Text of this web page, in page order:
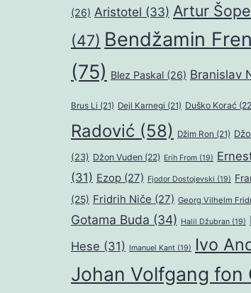
(26) Aristotel (33) Artur
(47) Bendžamin
(75) Blez Paskal (26) Branislav
Brus Li (21) Dejl Karnegi (21) Duško Korać
Radović (58) Džim Ron (21)
(23) Džon Vuden (22) Erih From (19)
(31) Ezop (27) Fjodor Dostojevski (19)
(25) Fridrih Niče (27) Georg Vilhelm
Gotama Buda (34) Halil Džubran (19)
Hese (31) Imanuel Kant (19) Ivo
Johan Volfgang fon